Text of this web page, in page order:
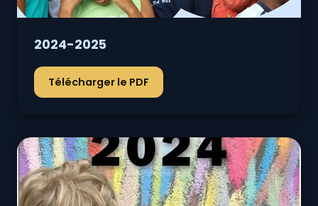
2024-2025
Télécharger le PDF